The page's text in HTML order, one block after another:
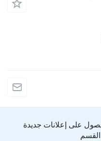
على إعلانات جديدة